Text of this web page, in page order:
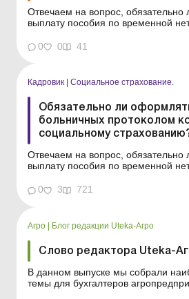
Отвечаем на вопрос,
выплату пособия по временной
Баланс-Бюджет № 43 от 28
предприятии комис...
0 0 41
Кадровик Социальное страхование.
Обязательно ли
больничных протоколом
социальному
Отвечаем на вопрос,
выплату пособия по временной
Практическая ситуация Предусмотрено ли на
сегодняшний день обязательное
для принятия р...
0 3 721
Агро | Блог редакции Uteka-Агро
Слово редактора Uteka-
В данном выпуске мы собрали
темы для бухгалтеров